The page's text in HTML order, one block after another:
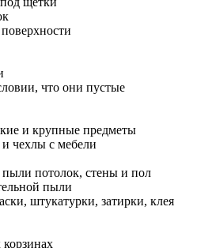
что они пустые
и крупные предметы
чехлы с мебели
пыли потолок, стены и пол
пыли
штукатурки, затирки, клея